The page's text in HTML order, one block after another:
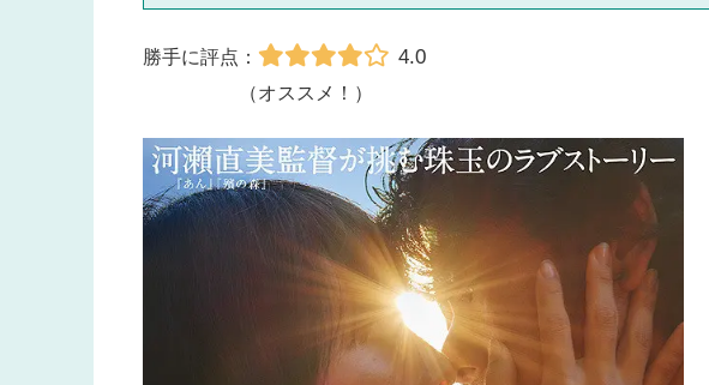
勝手に評点： 4.0
（オススメ！）